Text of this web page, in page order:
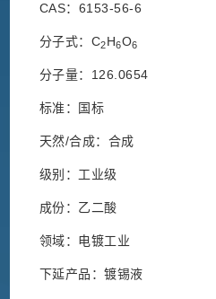
CAS：6153-56-6
分子式：C2H6O6
分子量：126.0654
标准：国标
天然/合成：合成
级别：工业级
成份：乙二酸
领域：电镀工业
下延产品：镀锡液